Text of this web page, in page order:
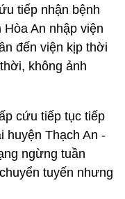
tiếp nhận bệnh
Hòa An nhập viện
đến viện kịp thời
không ảnh
cứu tiếp tục tiếp
huyện Thạch An -
ngừng tuần
tuyến nhưng